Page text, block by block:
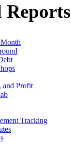
Reports
and Profit
Tracking